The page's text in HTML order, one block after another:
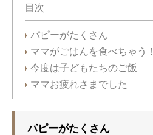
目次
パピーがたくさん
ママがごはんを食べちゃう！
今度は子どもたちのご飯
ママお疲れさまでした
パピーがたくさん